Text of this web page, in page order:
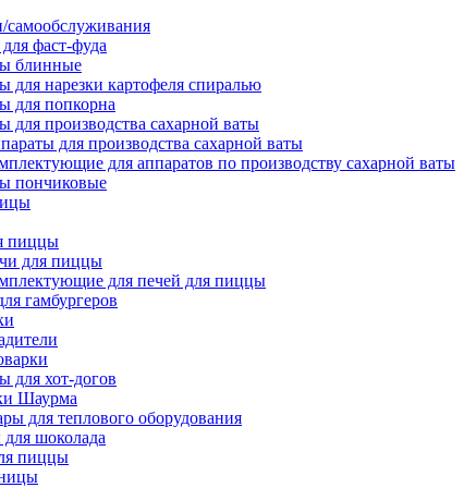
самообслуживания
фаст-фуда
блинные
для нарезки картофеля спиралью
для попкорна
для производства сахарной ваты
для производства сахарной ваты
для аппаратов по производству сахарной ваты
пончиковые
пиццы
для пиццы
для печей для пиццы
гамбургеров
для хот-догов
Шаурма
для теплового оборудования
шоколада
пиццы